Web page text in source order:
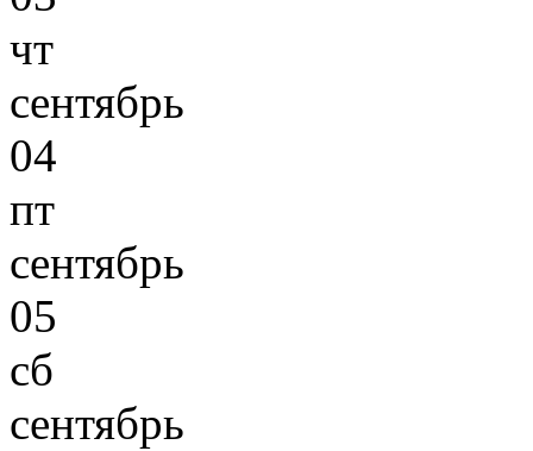
чт
сентябрь
04
пт
сентябрь
05
сб
сентябрь